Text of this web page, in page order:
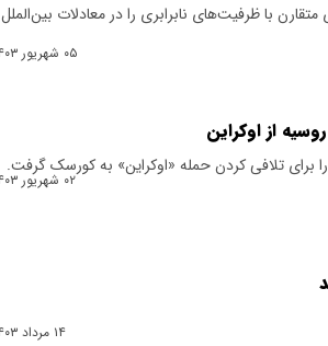
با ظرفیت‌های نابرابری را در معادلات بین‌الملل
۰۵ شهریور ۱۴۰۳
از اوکراین
برای تلافی کردن حمله «اوکراین» به کورسک گرفت.
۰۲ شهریور ۱۴۰۳
۱۴ مرداد ۱۴۰۳